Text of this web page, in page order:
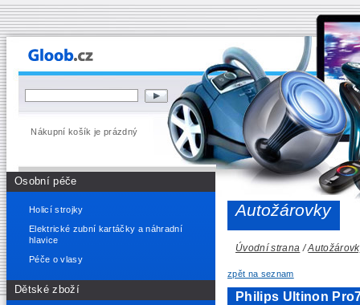
Nákupní košík je prázdný
Osobní péče
Holicí strojky
Elektrické zubní kartáčky a náhradní
hlavice
Péče o vlasy
Dětské zboží
Autožárovky
Úvodní strana /
zpět na seznam
Philips Ultinon